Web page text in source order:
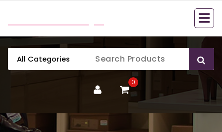
content
0